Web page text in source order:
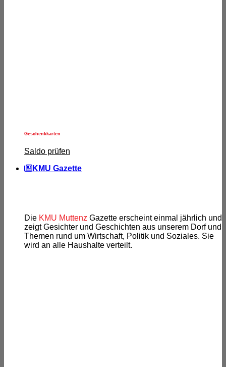
Geschenkkarten
Saldo prüfen
KMU Gazette
Die KMU Muttenz Gazette erscheint einmal jährlich und
zeigt Gesichter und Geschichten aus unserem Dorf und
Themen rund um Wirtschaft, Politik und Soziales. Sie
wird an alle Haushalte verteilt.